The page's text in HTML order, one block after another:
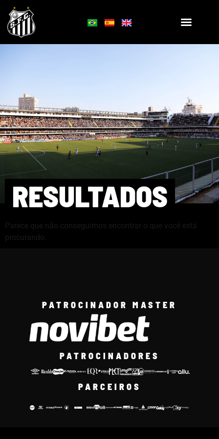
RESULTADOS
Parece que não conseguimos encontrar o que você está
procurando.
PATROCINADOR MASTER
PATROCINADORES
PARCEIROS